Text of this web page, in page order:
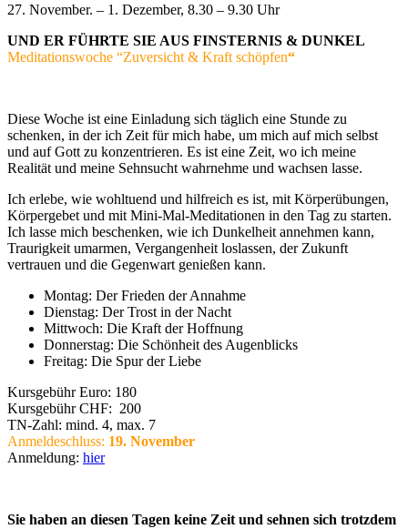
27. November. – 1. Dezember, 8.30 – 9.30 Uhr
UND ER FÜHRTE SIE AUS FINSTERNIS & DUNKEL
Meditationswoche “Zuversicht & Kraft schöpfen“
Diese Woche ist eine Einladung sich täglich eine Stunde zu
schenken, in der ich Zeit für mich habe, um mich auf mich selbst
und auf Gott zu konzentrieren. Es ist eine Zeit, wo ich meine
Realität und meine Sehnsucht wahrnehme und wachsen lasse.
Ich erlebe, wie wohltuend und hilfreich es ist, mit Körperübungen,
Körpergebet und mit Mini-Mal-Meditationen in den Tag zu starten.
Ich lasse mich beschenken, wie ich Dunkelheit annehmen kann,
Traurigkeit umarmen, Vergangenheit loslassen, der Zukunft
vertrauen und die Gegenwart genießen kann.
Montag: Der Frieden der Annahme
Dienstag: Der Trost in der Nacht
Mittwoch: Die Kraft der Hoffnung
Donnerstag: Die Schönheit des Augenblicks
Freitag: Die Spur der Liebe
Kursgebühr Euro: 180
Kursgebühr CHF: 200
TN-Zahl: mind. 4, max. 7
Anmeldeschluss: 19. November
Anmeldung: hier
Sie haben an diesen Tagen keine Zeit und sehnen sich trotzdem